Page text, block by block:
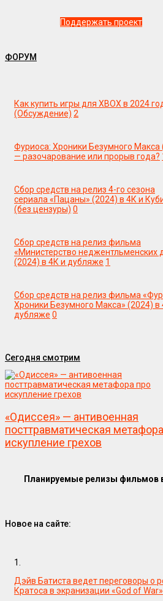
Поддержать проект
ФОРУМ
Как купить игры для XBOX в 2024
(Обсуждение) 2
Фуриоса: Хроники Безумного Макса
— разочарование или прорыв года?
Сбор средств на релиз 4-го сезона
сериала «Пацаны» (2024) в 4К и
(без цензуры) 0
Сбор средств на релиз фильма
«Министерство неджентльменских
(2024) в 4К и дубляже 1
Сбор средств на релиз фильма
Хроники Безумного Макса» (2024) в
дубляже 0
Сегодня смотрим
«Одиссея» — антивоенная
посттравматическая
искупление грехов
Планируемые релизы фильмов
Новое на сайте:
1.
Дэйв Батиста ведет переговоры о
Кратоса в экранизации «God of War»